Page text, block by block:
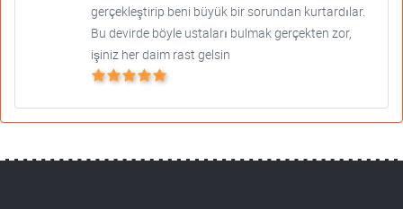
gerçekleştirip beni büyük bir sorundan kurtardılar.
Bu devirde böyle ustaları bulmak gerçekten zor,
işiniz her daim rast gelsin